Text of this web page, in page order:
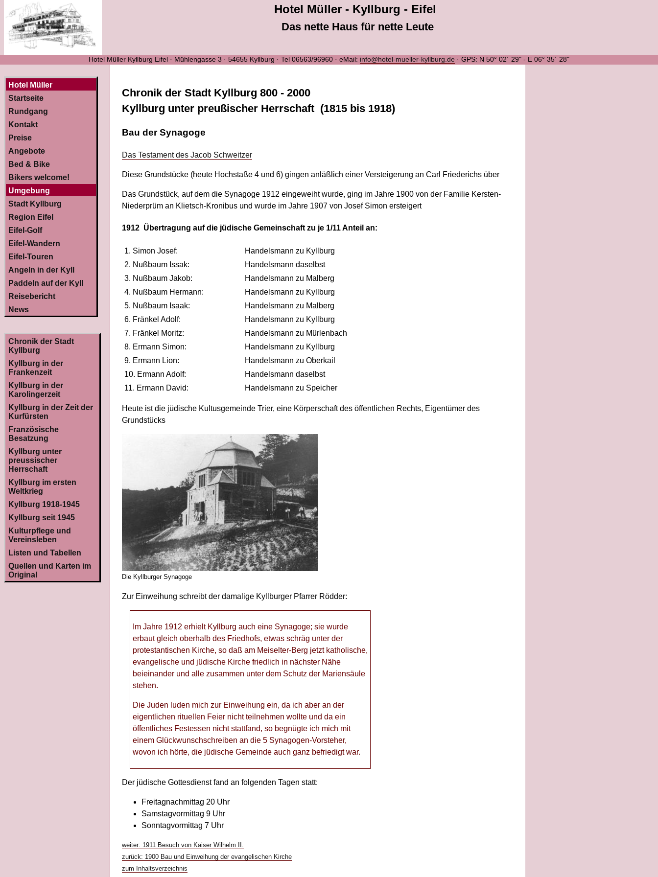
Hotel Müller - Kyllburg - Eifel
Das nette Haus für nette Leute
Hotel Müller Kyllburg Eifel · Mühlengasse 3 · 54655 Kyllburg · Tel 06563/96960 · eMail: info@hotel-mueller-kyllburg.de · GPS: N 50° 02´ 29" - E 06° 35´ 28"
Hotel Müller
Startseite
Rundgang
Kontakt
Preise
Angebote
Bed & Bike
Bikers welcome!
Umgebung
Stadt Kyllburg
Region Eifel
Eifel-Golf
Eifel-Wandern
Eifel-Touren
Angeln in der Kyll
Paddeln auf der Kyll
Reisebericht
News
Chronik der Stadt
Kyllburg
Kyllburg in der
Frankenzeit
Kyllburg in der
Karolingerzeit
Kyllburg in der Zeit der
Kurfürsten
Französische
Besatzung
Kyllburg unter
preussischer
Herrschaft
Kyllburg im ersten
Weltkrieg
Kyllburg 1918-1945
Kyllburg seit 1945
Kulturpflege und
Vereinsleben
Listen und Tabellen
Quellen und Karten im
Original
Chronik der Stadt Kyllburg 800 - 2000
Kyllburg unter preußischer Herrschaft (1815 bis 1918)
Bau der Synagoge
Das Testament des Jacob Schweitzer
Diese Grundstücke (heute Hochstaße 4 und 6) gingen anläßlich einer Versteigerung an Carl Friederichs über
Das Grundstück, auf dem die Synagoge 1912 eingeweiht wurde, ging im Jahre 1900 von der Familie Kersten-
Niederprüm an Klietsch-Kronibus und wurde im Jahre 1907 von Josef Simon ersteigert
1912 Übertragung auf die jüdische Gemeinschaft zu je 1/11 Anteil an:
1. Simon Josef:
Handelsmann zu Kyllburg
2. Nußbaum Issak:
Handelsmann daselbst
3. Nußbaum Jakob:
Handelsmann zu Malberg
4. Nußbaum Hermann:
Handelsmann zu Kyllburg
5. Nußbaum Isaak:
Handelsmann zu Malberg
6. Fränkel Adolf:
Handelsmann zu Kyllburg
7. Fränkel Moritz:
Handelsmann zu Mürlenbach
8. Ermann Simon:
Handelsmann zu Kyllburg
9. Ermann Lion:
Handelsmann zu Oberkail
10. Ermann Adolf:
Handelsmann daselbst
11. Ermann David:
Handelsmann zu Speicher
Heute ist die jüdische Kultusgemeinde Trier, eine Körperschaft des öffentlichen Rechts, Eigentümer des
Grundstücks
Die Kyllburger Synagoge
Zur Einweihung schreibt der damalige Kyllburger Pfarrer Rödder:
Im Jahre 1912 erhielt Kyllburg auch eine Synagoge; sie wurde
erbaut gleich oberhalb des Friedhofs, etwas schräg unter der
protestantischen Kirche, so daß am Meiselter-Berg jetzt katholische,
evangelische und jüdische Kirche friedlich in nächster Nähe
beieinander und alle zusammen unter dem Schutz der Mariensäule
stehen.
Die Juden luden mich zur Einweihung ein, da ich aber an der
eigentlichen rituellen Feier nicht teilnehmen wollte und da ein
öffentliches Festessen nicht stattfand, so begnügte ich mich mit
einem Glückwunschschreiben an die 5 Synagogen-Vorsteher,
wovon ich hörte, die jüdische Gemeinde auch ganz befriedigt war.
Der jüdische Gottesdienst fand an folgenden Tagen statt:
Freitagnachmittag 20 Uhr
Samstagvormittag 9 Uhr
Sonntagvormittag 7 Uhr
weiter: 1911 Besuch von Kaiser Wilhelm II.
zurück: 1900 Bau und Einweihung der evangelischen Kirche
zum Inhaltsverzeichnis